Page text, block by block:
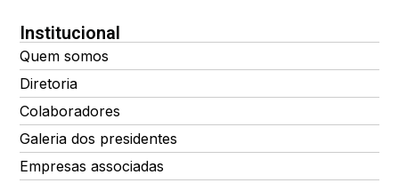
Institucional
Quem somos
Diretoria
Colaboradores
Galeria dos presidentes
Empresas associadas